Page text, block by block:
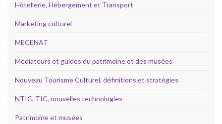
Hôtellerie, Hébergement et Transport
Marketing culturel
MECENAT
Médiateurs et guides du patrimoine et des musées
Nouveau Tourisme Culturel, définitions et stratégies
NTIC, TIC, nouvelles technologies
Patrimoine et musées